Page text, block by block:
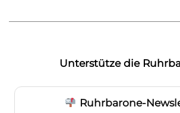
Unterstütze die
Ruhrbarone-